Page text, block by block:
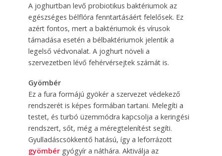
A joghurtban levő probiotikus baktériumok az
egészséges bélflóra fenntartásáért felelősek. Ez
azért fontos, mert a baktériumok és vírusok
támadása esetén a bélbaktériumok jelentik a
legelső védvonalat. A joghurt növeli a
szervezetben lévő fehérvérsejtek számát is.
Gyömbér
Ez a fura formájú gyökér a szervezet védekező
rendszerét is képes formában tartani. Melegíti a
testet, és turbó üzemmódra kapcsolja a keringési
rendszert, sőt, még a méregtelenítést segíti.
Gyulladáscsökkentő hatású, így a leforrázott
gyömbérgyógyír a náthára. Aktiválja az